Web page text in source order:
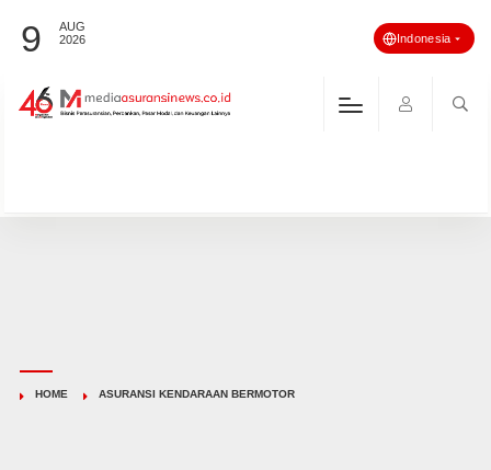
9
AUG
2026
Indonesia
HOME ASURANSI KENDARAAN BERMOTOR